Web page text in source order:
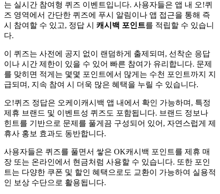
는 실시간 참여형 퀴즈 이벤트입니다. 사용자들은 앱 내 오!퀴
즈 영역에서 간단한 퀴즈에 푸시 알림이나 앱 접근을 통해 즉
시 참여할 수 있고, 정답 시 캐시백 포인트를 적립할 수 있습니
다.
이 퀴즈는 사전에 공지 없이 랜덤하게 출제되며, 선착순 응답
이나 시간 제한이 있을 수 있어 빠른 참여가 유리합니다. 문제
를 맞히면 적게는 몇몇 포인트에서 많게는 수천 포인트까지 지
급되며, 지속 참여 시 더욱 많은 혜택을 누릴 수 있습니다.
오!퀴즈 정답은 오케이캐시백 앱 내에서 확인 가능하며, 특정
제휴 브랜드 및 이벤트성 퀴즈도 포함됩니다. 브랜드 정보나
힌트를 기반으로 문제를 풀게끔 구성되어 있어, 자연스럽게 제
휴사 홍보 효과도 동반합니다.
사용자들은 퀴즈를 풀면서 쌓은 OK캐시백 포인트를 제휴 매
장 또는 온라인에서 현금처럼 사용할 수 있습니다. 또한 포인
트는 다양한 쿠폰 및 할인 혜택으로도 교환이 가능하여 실용적
인 보상 수단으로 활용됩니다.